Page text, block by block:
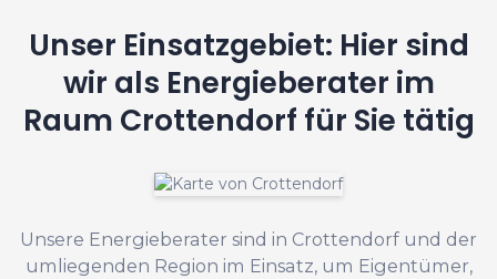
Unser Einsatzgebiet: Hier sind
wir als Energieberater im
Raum Crottendorf für Sie tätig
Unsere Energieberater sind in Crottendorf und der
umliegenden Region im Einsatz, um Eigentümer,